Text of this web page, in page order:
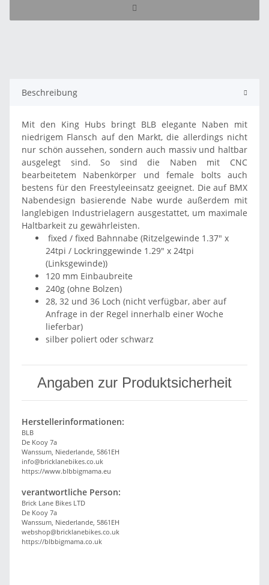
Beschreibung
Mit den King Hubs bringt BLB elegante Naben mit
niedrigem Flansch auf den Markt, die allerdings nicht
nur schön aussehen, sondern auch massiv und haltbar
ausgelegt sind. So sind die Naben mit CNC
bearbeitetem Nabenkörper und female bolts auch
bestens für den Freestyleeinsatz geeignet. Die auf BMX
Nabendesign basierende Nabe wurde außerdem mit
langlebigen Industrielagern ausgestattet, um maximale
Haltbarkeit zu gewährleisten.
fixed / fixed Bahnnabe (Ritzelgewinde 1.37" x
24tpi / Lockringgewinde 1.29" x 24tpi
(Linksgewinde))
120 mm Einbaubreite
240g (ohne Bolzen)
28, 32 und 36 Loch (nicht verfügbar, aber auf
Anfrage in der Regel innerhalb einer Woche
lieferbar)
silber poliert oder schwarz
Angaben zur Produktsicherheit
Herstellerinformationen:
BLB
De Kooy 7a
Wanssum, Niederlande, 5861EH
info@bricklanebikes.co.uk
https://www.blbbigmama.eu
verantwortliche Person:
Brick Lane Bikes LTD
De Kooy 7a
Wanssum, Niederlande, 5861EH
webshop@bricklanebikes.co.uk
https://blbbigmama.co.uk